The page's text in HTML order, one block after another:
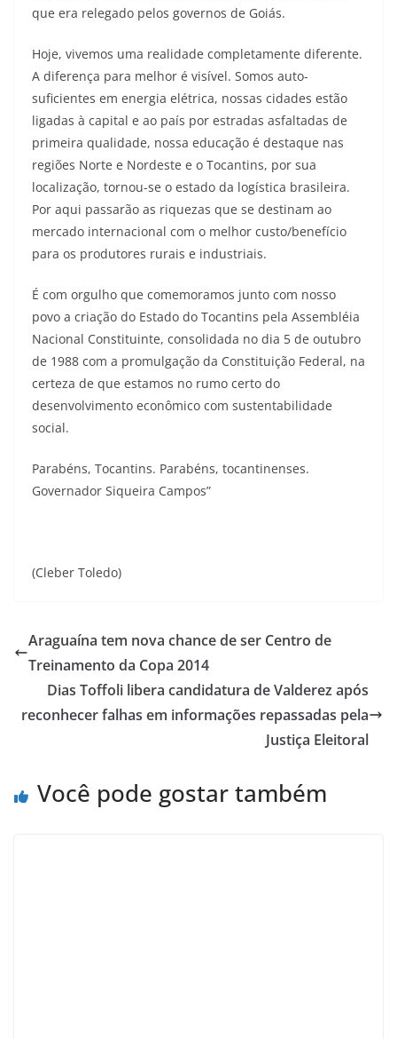
que era relegado pelos governos de Goiás.
Hoje, vivemos uma realidade completamente diferente.
A diferença para melhor é visível. Somos auto-
suficientes em energia elétrica, nossas cidades estão
ligadas à capital e ao país por estradas asfaltadas de
primeira qualidade, nossa educação é destaque nas
regiões Norte e Nordeste e o Tocantins, por sua
localização, tornou-se o estado da logística brasileira.
Por aqui passarão as riquezas que se destinam ao
mercado internacional com o melhor custo/benefício
para os produtores rurais e industriais.
É com orgulho que comemoramos junto com nosso
povo a criação do Estado do Tocantins pela Assembléia
Nacional Constituinte, consolidada no dia 5 de outubro
de 1988 com a promulgação da Constituição Federal, na
certeza de que estamos no rumo certo do
desenvolvimento econômico com sustentabilidade
social.
Parabéns, Tocantins. Parabéns, tocantinenses.
Governador Siqueira Campos”
(Cleber Toledo)
Araguaína tem nova chance de ser Centro de
Treinamento da Copa 2014
Dias Toffoli libera candidatura de Valderez após
reconhecer falhas em informações repassadas pela
Justiça Eleitoral
Você pode gostar também